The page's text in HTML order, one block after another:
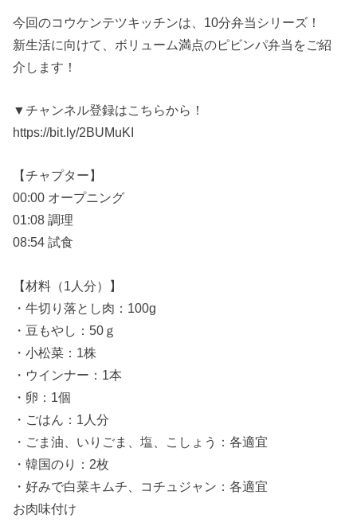
今回のコウケンテツキッチンは、10分弁当シリーズ！
新生活に向けて、ボリューム満点のピビンパ弁当をご紹
介します！
▼チャンネル登録はこちらから！
https://bit.ly/2BUMuKI
【チャプター】
00:00 オープニング
01:08 調理
08:54 試食
【材料（1人分）】
・牛切り落とし肉：100g
・豆もやし：50ｇ
・小松菜：1株
・ウインナー：1本
・卵：1個
・ごはん：1人分
・ごま油、いりごま、塩、こしょう：各適宜
・韓国のり：2枚
・好みで白菜キムチ、コチュジャン：各適宜
お肉味付け